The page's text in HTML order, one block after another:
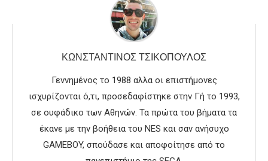
ΚΩΝΣΤΑΝΤΊΝΟΣ ΤΣΙΚΌΠΟΥΛΟΣ
Γεννημένος το 1988 αλλα οι επιστήμονες
ισχυρίζονται ό,τι, προσεδαφίστηκε στην Γή το 1993,
σε ουφάδικο των Αθηνών. Τα πρώτα του βήματα τα
έκανε με την βοήθεια του NES και σαν ανήσυχο
GAMEBOY, σπούδασε και αποφοίτησε από το